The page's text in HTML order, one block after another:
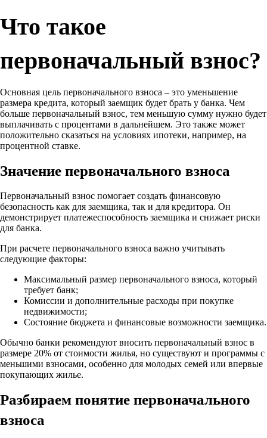
Что такое
первоначальный взнос?
Основная цель первоначального взноса – это уменьшение
размера кредита, который заемщик будет брать у банка. Чем
больше первоначальный взнос, тем меньшую сумму нужно будет
выплачивать с процентами в дальнейшем. Это также может
положительно сказаться на условиях ипотеки, например, на
процентной ставке.
Значение первоначального взноса
Первоначальный взнос помогает создать финансовую
безопасность как для заемщика, так и для кредитора. Он
демонстрирует платежеспособность заемщика и снижает риски
для банка.
При расчете первоначального взноса важно учитывать
следующие факторы:
Максимальный размер первоначального взноса, который
требует банк;
Комиссии и дополнительные расходы при покупке
недвижимости;
Состояние бюджета и финансовые возможности заемщика.
Обычно банки рекомендуют вносить первоначальный взнос в
размере 20% от стоимости жилья, но существуют и программы с
меньшими взносами, особенно для молодых семей или впервые
покупающих жилье.
Разбираем понятие первоначального
взноса